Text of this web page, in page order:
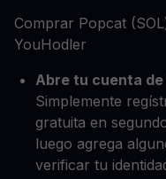
Comprar Popcat
YouHodler
Abre tu cuenta de
Simplemente
gratuita en
luego agrega
verificar tu